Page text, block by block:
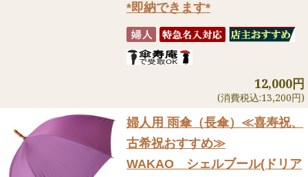
*即納できます*
12,000円
(消費税込:13,200円)
婦人用 雨傘（長傘） ≪喜寿祝、
古希祝おすすめ≫
WAKAO シェルブール(ドリア